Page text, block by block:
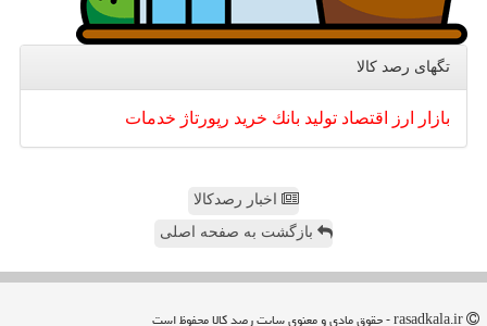
تگهای رصد كالا
بازار ارز اقتصاد تولید بانك خرید رپورتاژ خدمات
اخبار رصدکالا
بازگشت به صفحه اصلی